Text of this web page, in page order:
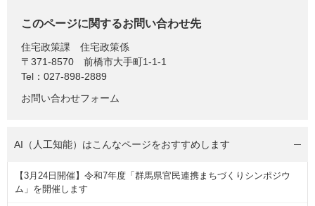
このページに関するお問い合わせ先
住宅政策課
住宅政策係
〒371-8570
前橋市大手町1-1-1
Tel：027-898-2889
お問い合わせフォーム
AI（人工知能）はこんなページをおすすめします
【3月24日開催】令和7年度「群馬県官民連携まちづくりシンポジウ
ム」を開催します